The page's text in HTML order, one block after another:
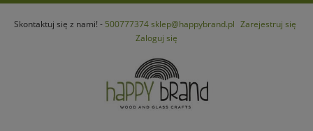
Skontaktuj się z nami! - 500777374 sklep@happybrand.pl Zarejestruj się
Zaloguj się